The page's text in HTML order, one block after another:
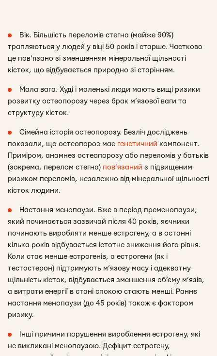
Вік. Більшість переломів стегна (майже 90%)
трапляються у людей у віці 50 років і старше. Частково
це пов’язано зі зменшенням мінеральної щільності
кісток, що відбувається природно зі старінням.
Мала вага. Худі і маленькі люди мають вищі ризики
розвитку остеопорозу через брак м’язової ваги та
структуру кісток.
Сімейна історія остеопорозу. Безліч досліджень
показали, що остеопороз має генетичний компонент.
Приміром, анамнез остеопорозу або переломів у батьків
(зокрема, перелом стегна) пов’язаний з підвищеним
ризиком переломів, незалежно від мінеральної щільності
кісток людини.
Настання менопаузи. Вже в період пременопаузи,
який починається зазвичай після 40 років, яєчники
починають виробляти менше естрогену, а в останні
кілька років відбувається істотне зниження його рівня.
Коли стає менше естрогенів, а естрогени (як і
тестостерон) підтримують м’язову масу і адекватну
щільність кісток, відбувається зменшення об’єму м’язів,
а витрати енергії в стані спокою стають менші. Раннє
настання менопаузи (до 45 років) також є фактором
ризику.
Інші причини порушення вироблення естрогену, які
не викликані менопаузою. Дефіцит естрогену,